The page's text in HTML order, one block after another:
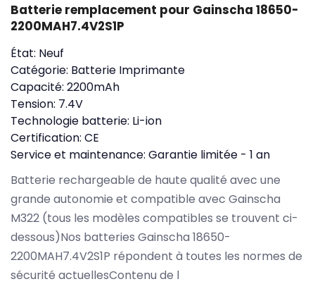
Batterie remplacement pour Gainscha 18650-
2200MAH7.4V2S1P
État: Neuf
Catégorie: Batterie Imprimante
Capacité: 2200mAh
Tension: 7.4V
Technologie batterie: Li-ion
Certification: CE
Service et maintenance: Garantie limitée - 1 an
Batterie rechargeable de haute qualité avec une
grande autonomie et compatible avec Gainscha
M322 (tous les modèles compatibles se trouvent ci-
dessous)Nos batteries Gainscha 18650-
2200MAH7.4V2S1P répondent à toutes les normes de
sécurité actuellesContenu de l